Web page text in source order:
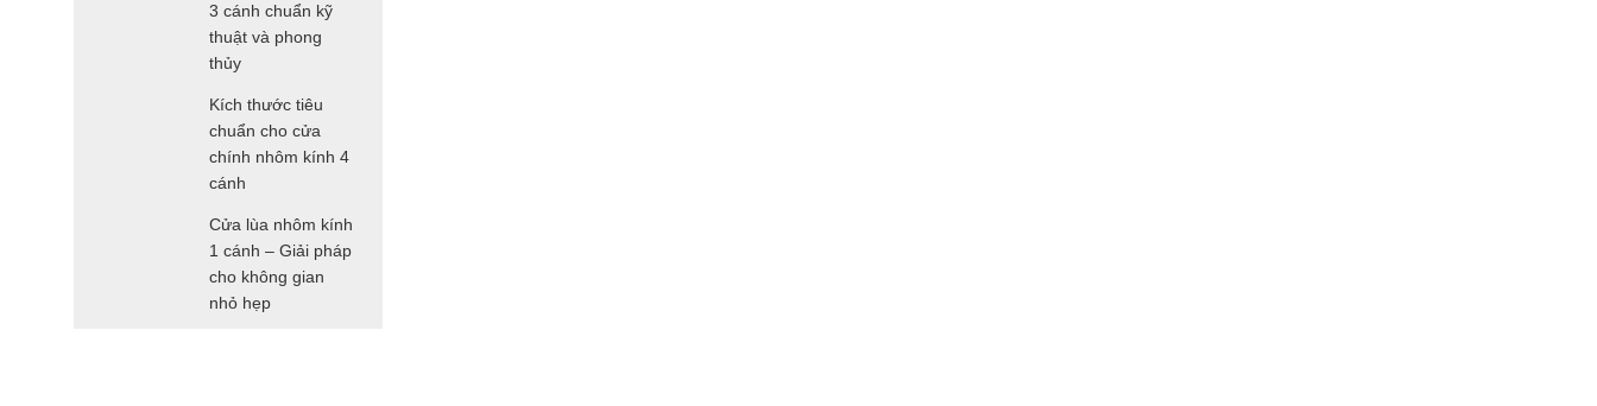
3 cánh chuẩn kỹ
thuật và phong
thủy
Kích thước tiêu
chuẩn cho cửa
chính nhôm kính 4
cánh
Cửa lùa nhôm kính
1 cánh – Giải pháp
cho không gian
nhỏ hẹp